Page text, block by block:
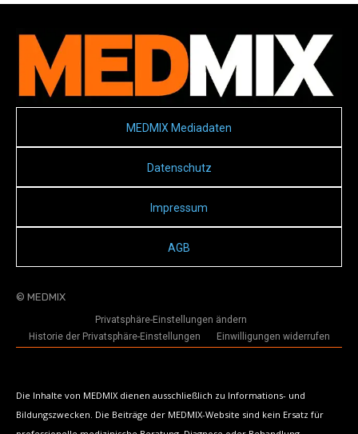
MEDMIX Mediadaten
Datenschutz
Impressum
AGB
© MEDMIX
Privatsphäre-Einstellungen ändern
Historie der Privatsphäre-Einstellungen
Einwilligungen widerrufen
Die Inhalte von MEDMIX dienen ausschließlich zu Informations- und
Bildungszwecken. Die Beiträge der MEDMIX-Website sind kein Ersatz für